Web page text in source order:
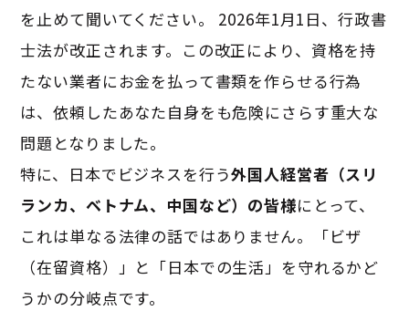
を止めて聞いてください。 2026年1月1日、行政書
士法が改正されます。この改正により、資格を持
たない業者にお金を払って書類を作らせる行為
は、依頼したあなた自身をも危険にさらす重大な
問題となりました。
特に、日本でビジネスを行う外国人経営者（スリ
ランカ、ベトナム、中国など）の皆様にとって、
これは単なる法律の話ではありません。「ビザ
（在留資格）」と「日本での生活」を守れるかど
うかの分岐点です。